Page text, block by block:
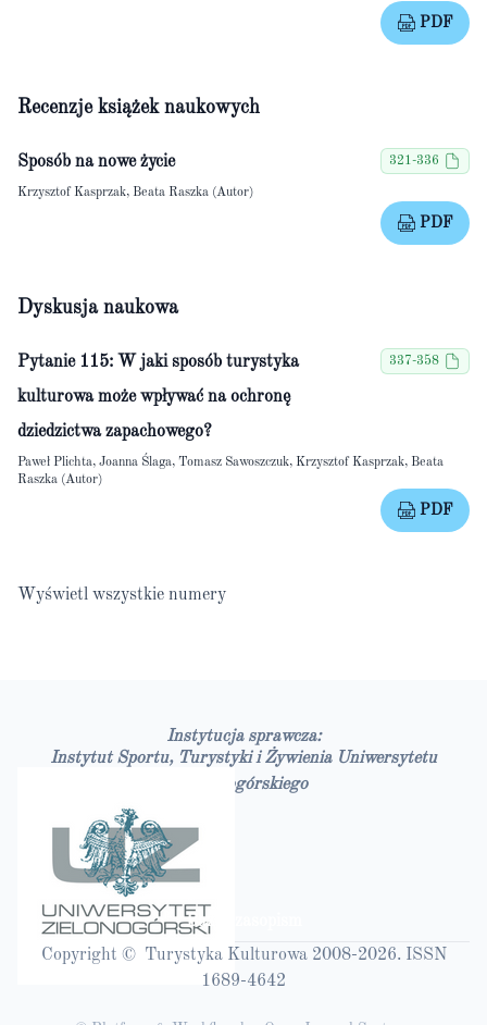
PDF
Recenzje książek naukowych
Sposób na nowe życie 321-336
Krzysztof Kasprzak, Beata Raszka (Autor)
PDF
Dyskusja naukowa
Pytanie 115: W jaki sposób turystyka
kulturowa może wpływać na ochronę
dziedzictwa zapachowego?
337-358
Paweł Plichta, Joanna Ślaga, Tomasz Sawoszczuk, Krzysztof Kasprzak, Beata
Raszka (Autor)
PDF
Wyświetl wszystkie numery
Instytucja sprawcza:
Instytut Sportu, Turystyki i Żywienia Uniwersytetu
Zielonogórskiego
Bazy czasopism
Copyright © Turystyka Kulturowa 2008-2026. ISSN
1689-4642